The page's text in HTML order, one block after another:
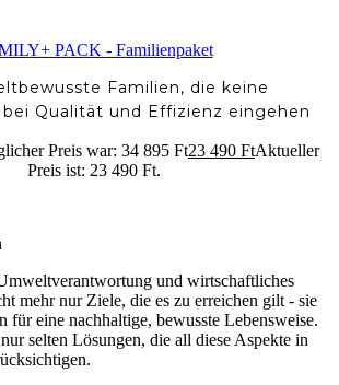
PACK - Familienpaket
Familien, die keine
Qualität und Effizienz eingehen
Preis war: 34 895 Ft23 490 FtAktueller
Preis ist: 23 490 Ft.
und wirtschaftliches
mehr nur Ziele, die es zu erreichen gilt - sie
für eine nachhaltige, bewusste Lebensweise.
selten Lösungen, die all diese Aspekte in